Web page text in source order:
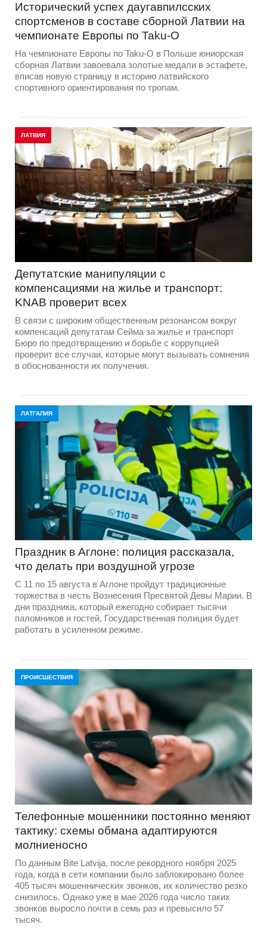
Исторический успех даугавпилсских
спортсменов в составе сборной Латвии на
чемпионате Европы по Taku-O
На чемпионате Европы по Taku-O в Польше юниорская
сборная Латвии завоевала золотые медали в эстафете,
вписав новую страницу в историю латвийского
спортивного ориентирования по тропам.
ЛАТВИЯ
Депутатские манипуляции с
компенсациями на жилье и транспорт:
KNAB проверит всех
В связи с широким общественным резонансом вокруг
компенсаций депутатам Сейма за жилье и транспорт
Бюро по предотвращению и борьбе с коррупцией
проверит все случаи, которые могут вызывать сомнения
в обоснованности их получения.
ЛАТГАЛИЯ
Праздник в Аглоне: полиция рассказала,
что делать при воздушной угрозе
С 11 по 15 августа в Аглоне пройдут традиционные
торжества в честь Вознесения Пресвятой Девы Марии. В
дни праздника, который ежегодно собирает тысячи
паломников и гостей, Государственная полиция будет
работать в усиленном режиме.
ПРОИСШЕСТВИЯ
Телефонные мошенники постоянно меняют
тактику: схемы обмана адаптируются
молниеносно
По данным Bite Latvija, после рекордного ноября 2025
года, когда в сети компании было заблокировано более
405 тысяч мошеннических звонков, их количество резко
снизилось. Однако уже в мае 2026 года число таких
звонков выросло почти в семь раз и превысило 57
тысяч.